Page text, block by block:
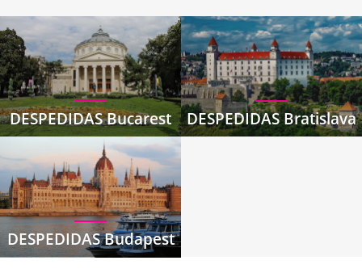
DESPEDIDAS Bucarest DESPEDIDAS Bratislava
DESPEDIDAS Budapest